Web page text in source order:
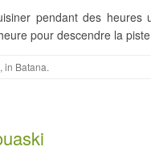
pendant des heures
pour descendre la
, in Batana.